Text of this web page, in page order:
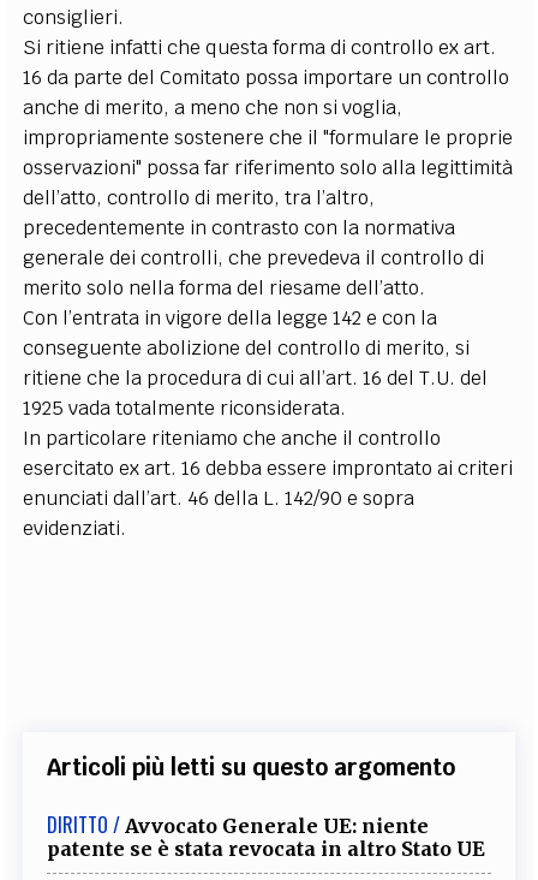
consiglieri.
Si ritiene infatti che questa forma di controllo ex art.
16 da parte del Comitato possa importare un controllo
anche di merito, a meno che non si voglia,
impropriamente sostenere che il "formulare le proprie
osservazioni" possa far riferimento solo alla legittimità
dell’atto, controllo di merito, tra l’altro,
precedentemente in contrasto con la normativa
generale dei controlli, che prevedeva il controllo di
merito solo nella forma del riesame dell’atto.
Con l’entrata in vigore della legge 142 e con la
conseguente abolizione del controllo di merito, si
ritiene che la procedura di cui all’art. 16 del T.U. del
1925 vada totalmente riconsiderata.
In particolare riteniamo che anche il controllo
esercitato ex art. 16 debba essere improntato ai criteri
enunciati dall’art. 46 della L. 142/90 e sopra
evidenziati.
Articoli più letti su questo argomento
DIRITTO / Avvocato Generale UE: niente
patente se è stata revocata in altro Stato UE